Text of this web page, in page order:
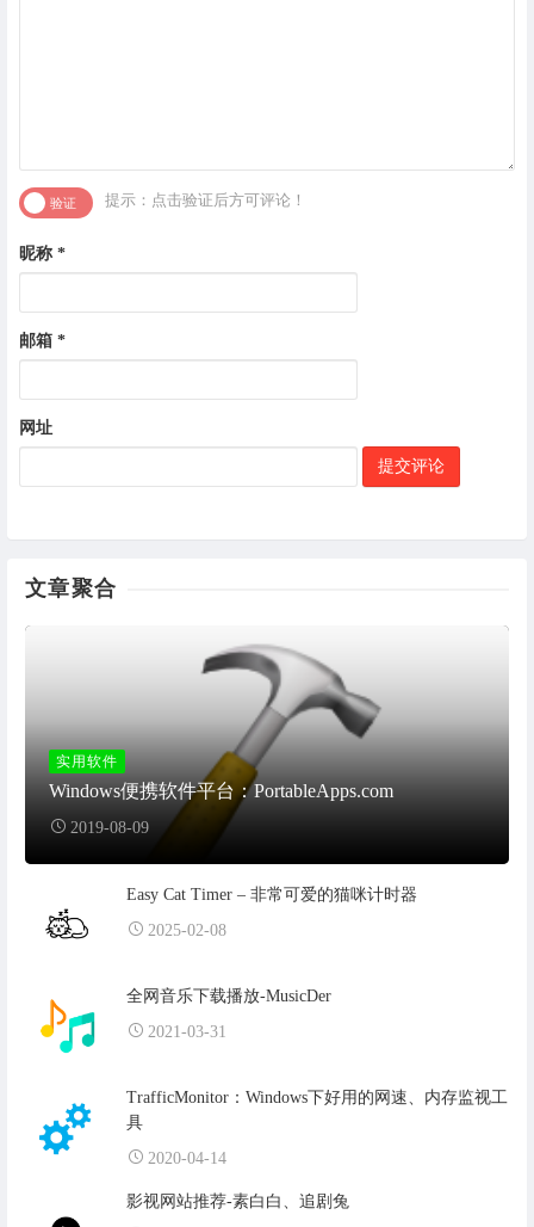
提示：点击验证后方可评论！
昵称 *
邮箱 *
网址
文章聚合
实用软件
Windows便携软件平台：PortableApps.com
2019-08-09
Easy Cat Timer – 非常可爱的猫咪计时器
2025-02-08
全网音乐下载播放-MusicDer
2021-03-31
TrafficMonitor：Windows下好用的网速、内存监视工
具
2020-04-14
影视网站推荐-素白白、追剧兔